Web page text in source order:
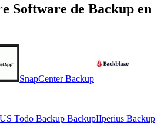
Software de Backup en
SnapCenter Backup
Todo Backup BackupIIperius Backup